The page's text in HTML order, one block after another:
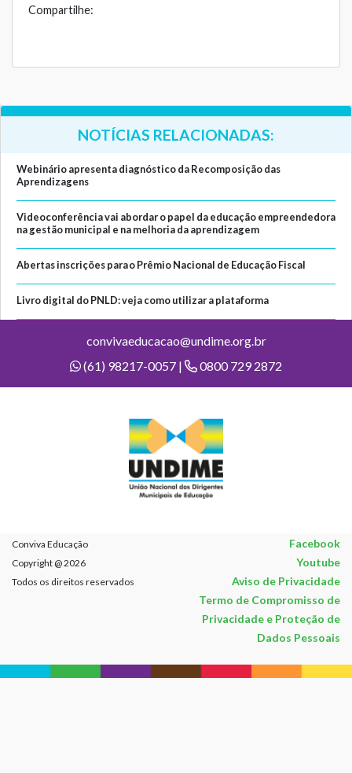
Compartilhe:
NOTÍCIAS RELACIONADAS:
Webinário apresenta diagnóstico da Recomposição das
Aprendizagens
Videoconferência vai abordar o papel da educação empreendedora
na gestão municipal e na melhoria da aprendizagem
Abertas inscrições para o Prêmio Nacional de Educação Fiscal
Livro digital do PNLD: veja como utilizar a plataforma
convivaeducacao@undime.org.br
(61) 98217-0057 |
0800 729 2872
Conviva Educação Facebook
Copyright @ 2026 Youtube
Todos os direitos reservados
Aviso de Privacidade
Termo de Compromisso de
Privacidade e Proteção de
Dados Pessoais